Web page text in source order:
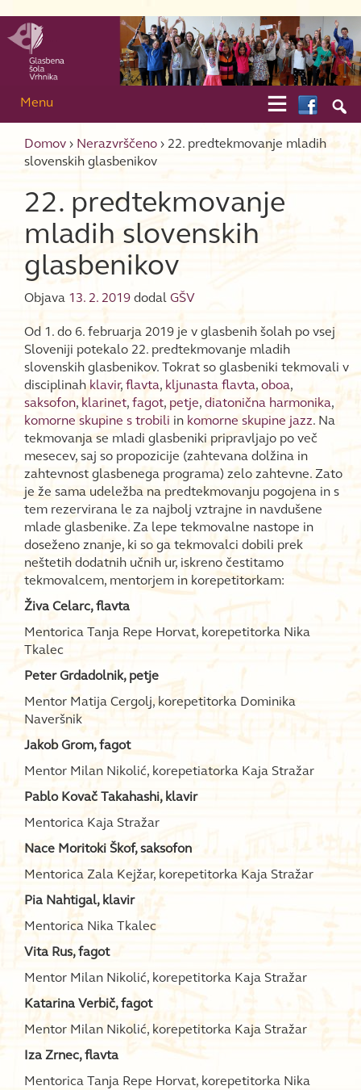

Menu 
Domov › Nerazvrščeno › 22. predtekmovanje mladih
slovenskih glasbenikov
22. predtekmovanje
mladih slovenskih
glasbenikov
Objava 13. 2. 2019 dodal GŠV
Od 1. do 6. februarja 2019 je v glasbenih šolah po vsej
Sloveniji potekalo 22. predtekmovanje mladih
slovenskih glasbenikov. Tokrat so glasbeniki tekmovali v
disciplinahklavir, flavta, kljunasta flavta, oboa,
saksofon, klarinet, fagot, petje, diatonična harmonika,
komorne skupine s trobili in komorne skupine jazz. Na
tekmovanja se mladi glasbeniki pripravljajo po več
mesecev, saj so propozicije (zahtevana dolžina in
zahtevnost glasbenega programa) zelo zahtevne. Zato
je že sama udeležba na predtekmovanju pogojena in s
tem rezervirana le za najbolj vztrajne in navdušene
mlade glasbenike. Za lepe tekmovalne nastope in
doseženo znanje, ki so ga tekmovalci dobili prek
neštetih dodatnih učnih ur, iskreno čestitamo
tekmovalcem, mentorjem in korepetitorkam:
Živa Celarc, flavta
Mentorica Tanja Repe Horvat, korepetitorka Nika
Tkalec
Peter Grdadolnik, petje
Mentor Matija Cergolj, korepetitorka Dominika
Naveršnik
Jakob Grom, fagot
Mentor Milan Nikolić, korepetiatorka Kaja Stražar
Pablo Kovač Takahashi, klavir
Mentorica Kaja Stražar
Nace Moritoki Škof, saksofon
Mentorica Zala Kejžar, korepetitorka Kaja Stražar
Pia Nahtigal, klavir
Mentorica Nika Tkalec
Vita Rus, fagot
Mentor Milan Nikolić, korepetitorka Kaja Stražar
Katarina Verbič, fagot
Mentor Milan Nikolić, korepetitorka Kaja Stražar
Iza Zrnec, flavta
Mentorica Tanja Repe Horvat, korepetitorka Nika